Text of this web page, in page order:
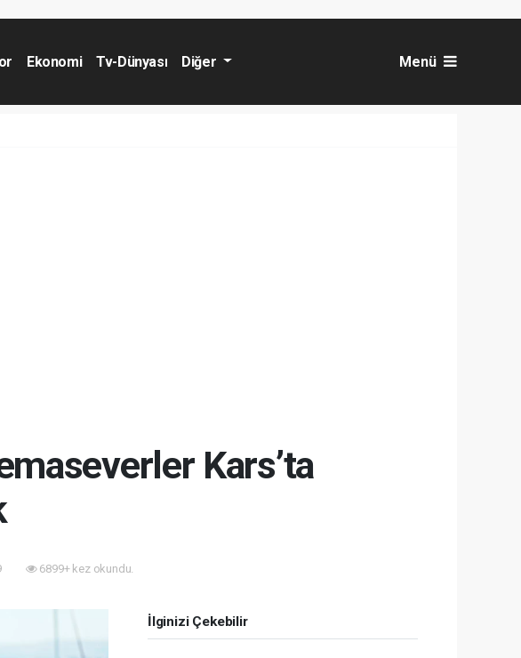
Ekonomi Tv-Dünyası Diğer Menü
Kars’ta
6899+ kez okundu.
İlginizi Çekebilir